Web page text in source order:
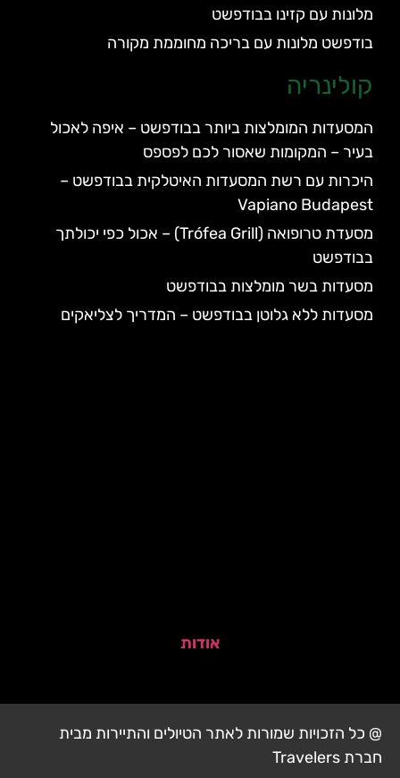
מלונות עם קזינו בבודפשט
בודפשט מלונות עם בריכה מחוממת מקורה
קולינריה
המסעדות המומלצות ביותר בבודפשט – איפה לאכול
בעיר – המקומות שאסור לכם לפספס
היכרות עם רשת המסעדות האיטלקית בבודפשט –
Vapiano Budapest
מסעדת טרופואה (Trófea Grill) – אכול כפי יכולתך
בבודפשט
מסעדות בשר מומלצות בבודפשט
מסעדות ללא גלוטן בבודפשט – המדריך לצליאקים
אודות
@ כל הזכויות שמורות לאתר הטיולים והתיירות מבית
חברת Travelers